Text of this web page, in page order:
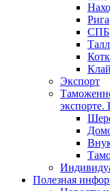
Рига
СПБ
Экспорт
Полезная